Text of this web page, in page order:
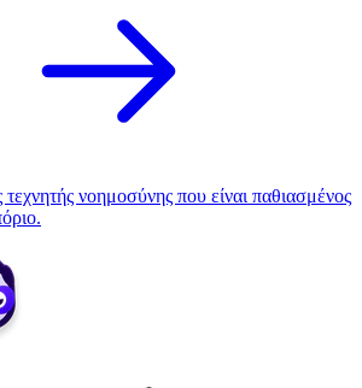
νοημοσύνης που είναι παθιασμένος